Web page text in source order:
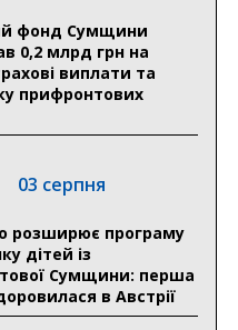
фонд Сумщини
0,2 млрд грн на
виплати та
прифронтових
03 серпня
розширює програму
дітей із
Сумщини: перша
в Австрії